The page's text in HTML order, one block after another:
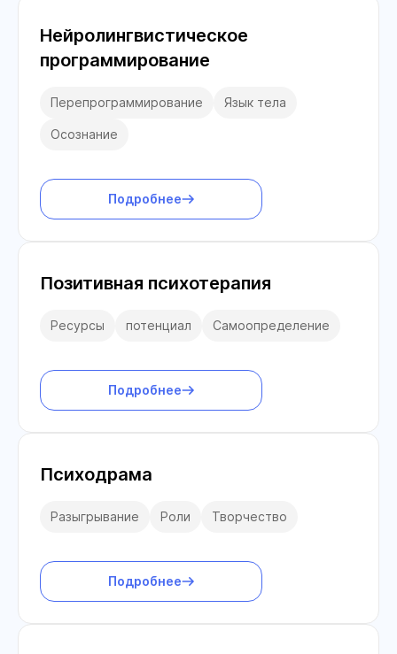
Нейролингвистическое
программирование
Перепрограммирование Язык тела
Осознание
Подробнее
Позитивная психотерапия
Ресурсы потенциал Самоопределение
Подробнее
Психодрама
Разыгрывание Роли Творчество
Подробнее